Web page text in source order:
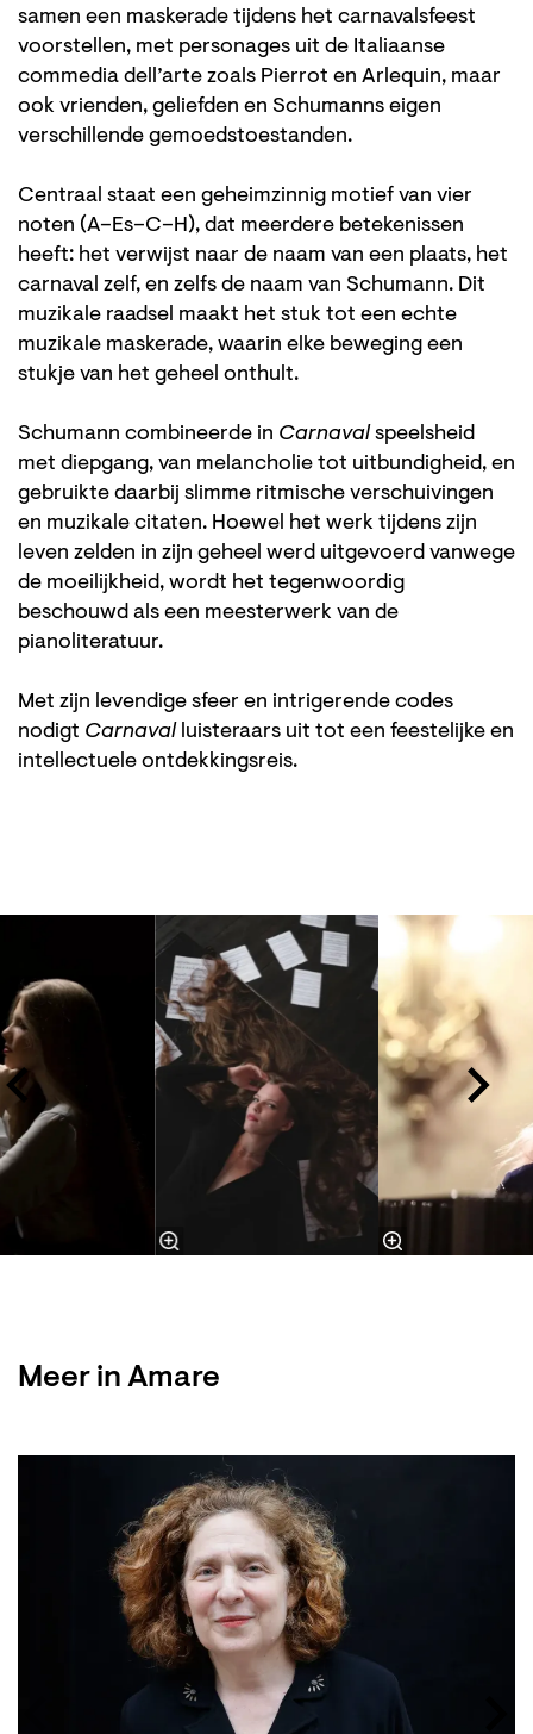
samen een maskerade tijdens het carnavalsfeest
voorstellen, met personages uit de Italiaanse
commedia dell’arte zoals Pierrot en Arlequin, maar
ook vrienden, geliefden en Schumanns eigen
verschillende gemoedstoestanden.
Centraal staat een geheimzinnig motief van vier
noten (A–Es–C–H), dat meerdere betekenissen
heeft: het verwijst naar de naam van een plaats, het
carnaval zelf, en zelfs de naam van Schumann. Dit
muzikale raadsel maakt het stuk tot een echte
muzikale maskerade, waarin elke beweging een
stukje van het geheel onthult.
Schumann combineerde in Carnaval speelsheid
met diepgang, van melancholie tot uitbundigheid, en
gebruikte daarbij slimme ritmische verschuivingen
en muzikale citaten. Hoewel het werk tijdens zijn
leven zelden in zijn geheel werd uitgevoerd vanwege
de moeilijkheid, wordt het tegenwoordig
beschouwd als een meesterwerk van de
pianoliteratuur.
Met zijn levendige sfeer en intrigerende codes
nodigt Carnaval luisteraars uit tot een feestelijke en
intellectuele ontdekkingsreis.
Zoom
Meer in Amare